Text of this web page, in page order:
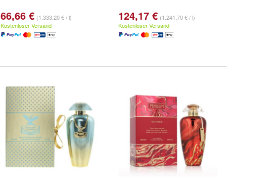
66,66 € (1.333,20 € / l)
Kostenloser Versand
124,17 € (1.241,70 € / l)
Kostenloser Versand